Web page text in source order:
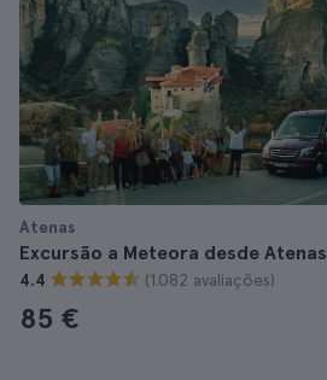
Atenas
Excursão a Meteora desde Atenas
4.4 (1.082 avaliações)
85 €